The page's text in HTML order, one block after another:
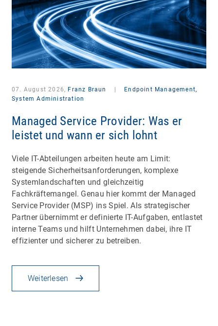
07. August 2026, Franz Braun
Endpoint Management,
System Administration
Managed Service Provider: Was er
leistet und wann er sich lohnt
Viele IT-Abteilungen arbeiten heute am Limit:
steigende Sicherheitsanforderungen, komplexe
Systemlandschaften und gleichzeitig
Fachkräftemangel. Genau hier kommt der Managed
Service Provider (MSP) ins Spiel. Als strategischer
Partner übernimmt er definierte IT-Aufgaben, entlastet
interne Teams und hilft Unternehmen dabei, ihre IT
effizienter und sicherer zu betreiben.
Weiterlesen